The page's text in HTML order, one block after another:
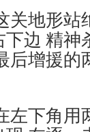
关地形站
下边 精神
后增援的
左下角用